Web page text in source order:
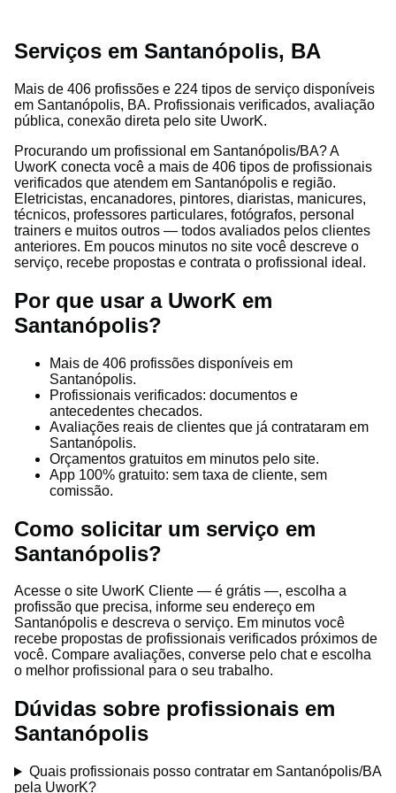
Serviços em Santanópolis, BA
Mais de 406 profissões e 224 tipos de serviço disponíveis
em Santanópolis, BA. Profissionais verificados, avaliação
pública, conexão direta pelo site UworK.
Procurando um profissional em Santanópolis/BA? A
UworK conecta você a mais de 406 tipos de profissionais
verificados que atendem em Santanópolis e região.
Eletricistas, encanadores, pintores, diaristas, manicures,
técnicos, professores particulares, fotógrafos, personal
trainers e muitos outros — todos avaliados pelos clientes
anteriores. Em poucos minutos no site você descreve o
serviço, recebe propostas e contrata o profissional ideal.
Por que usar a UworK em
Santanópolis?
Mais de 406 profissões disponíveis em
Santanópolis.
Profissionais verificados: documentos e
antecedentes checados.
Avaliações reais de clientes que já contrataram em
Santanópolis.
Orçamentos gratuitos em minutos pelo site.
App 100% gratuito: sem taxa de cliente, sem
comissão.
Como solicitar um serviço em
Santanópolis?
Acesse o site UworK Cliente — é grátis —, escolha a
profissão que precisa, informe seu endereço em
Santanópolis e descreva o serviço. Em minutos você
recebe propostas de profissionais verificados próximos de
você. Compare avaliações, converse pelo chat e escolha
o melhor profissional para o seu trabalho.
Dúvidas sobre profissionais em
Santanópolis
Quais profissionais posso contratar em Santanópolis/BA
pela UworK?